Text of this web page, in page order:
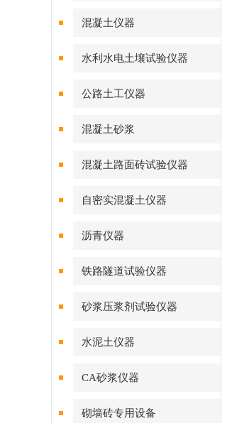
混凝土仪器
水利水电土壤试验仪器
公路土工仪器
混凝土砂浆
混凝土路面砖试验仪器
自密实混凝土仪器
沥青仪器
铁路隧道试验仪器
砂浆压浆剂试验仪器
水泥土仪器
CA砂浆仪器
砌墙砖专用设备